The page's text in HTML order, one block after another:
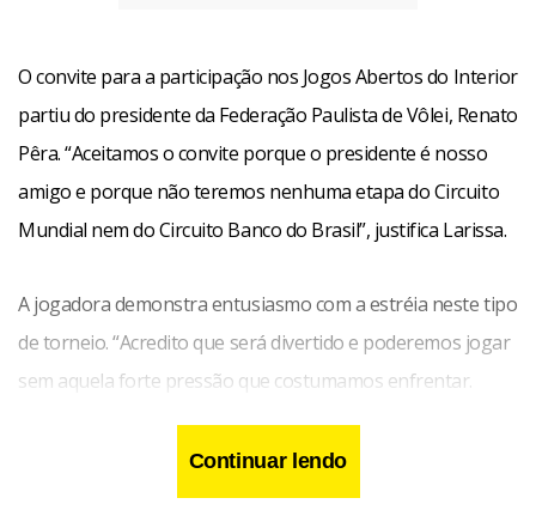
O convite para a participação nos Jogos Abertos do Interior
partiu do presidente da Federação Paulista de Vôlei, Renato
Pêra. “Aceitamos o convite porque o presidente é nosso
amigo e porque não teremos nenhuma etapa do Circuito
Mundial nem do Circuito Banco do Brasil”, justifica Larissa.
A jogadora demonstra entusiasmo com a estréia neste tipo
de torneio. “Acredito que será divertido e poderemos jogar
sem aquela forte pressão que costumamos enfrentar.
Mesmo assim, queremos vencer. Antes disso, vamos
buscar uma medalha de ouro na etapa de Portugal do
Circuito Mundial”, completa.
Continuar lendo